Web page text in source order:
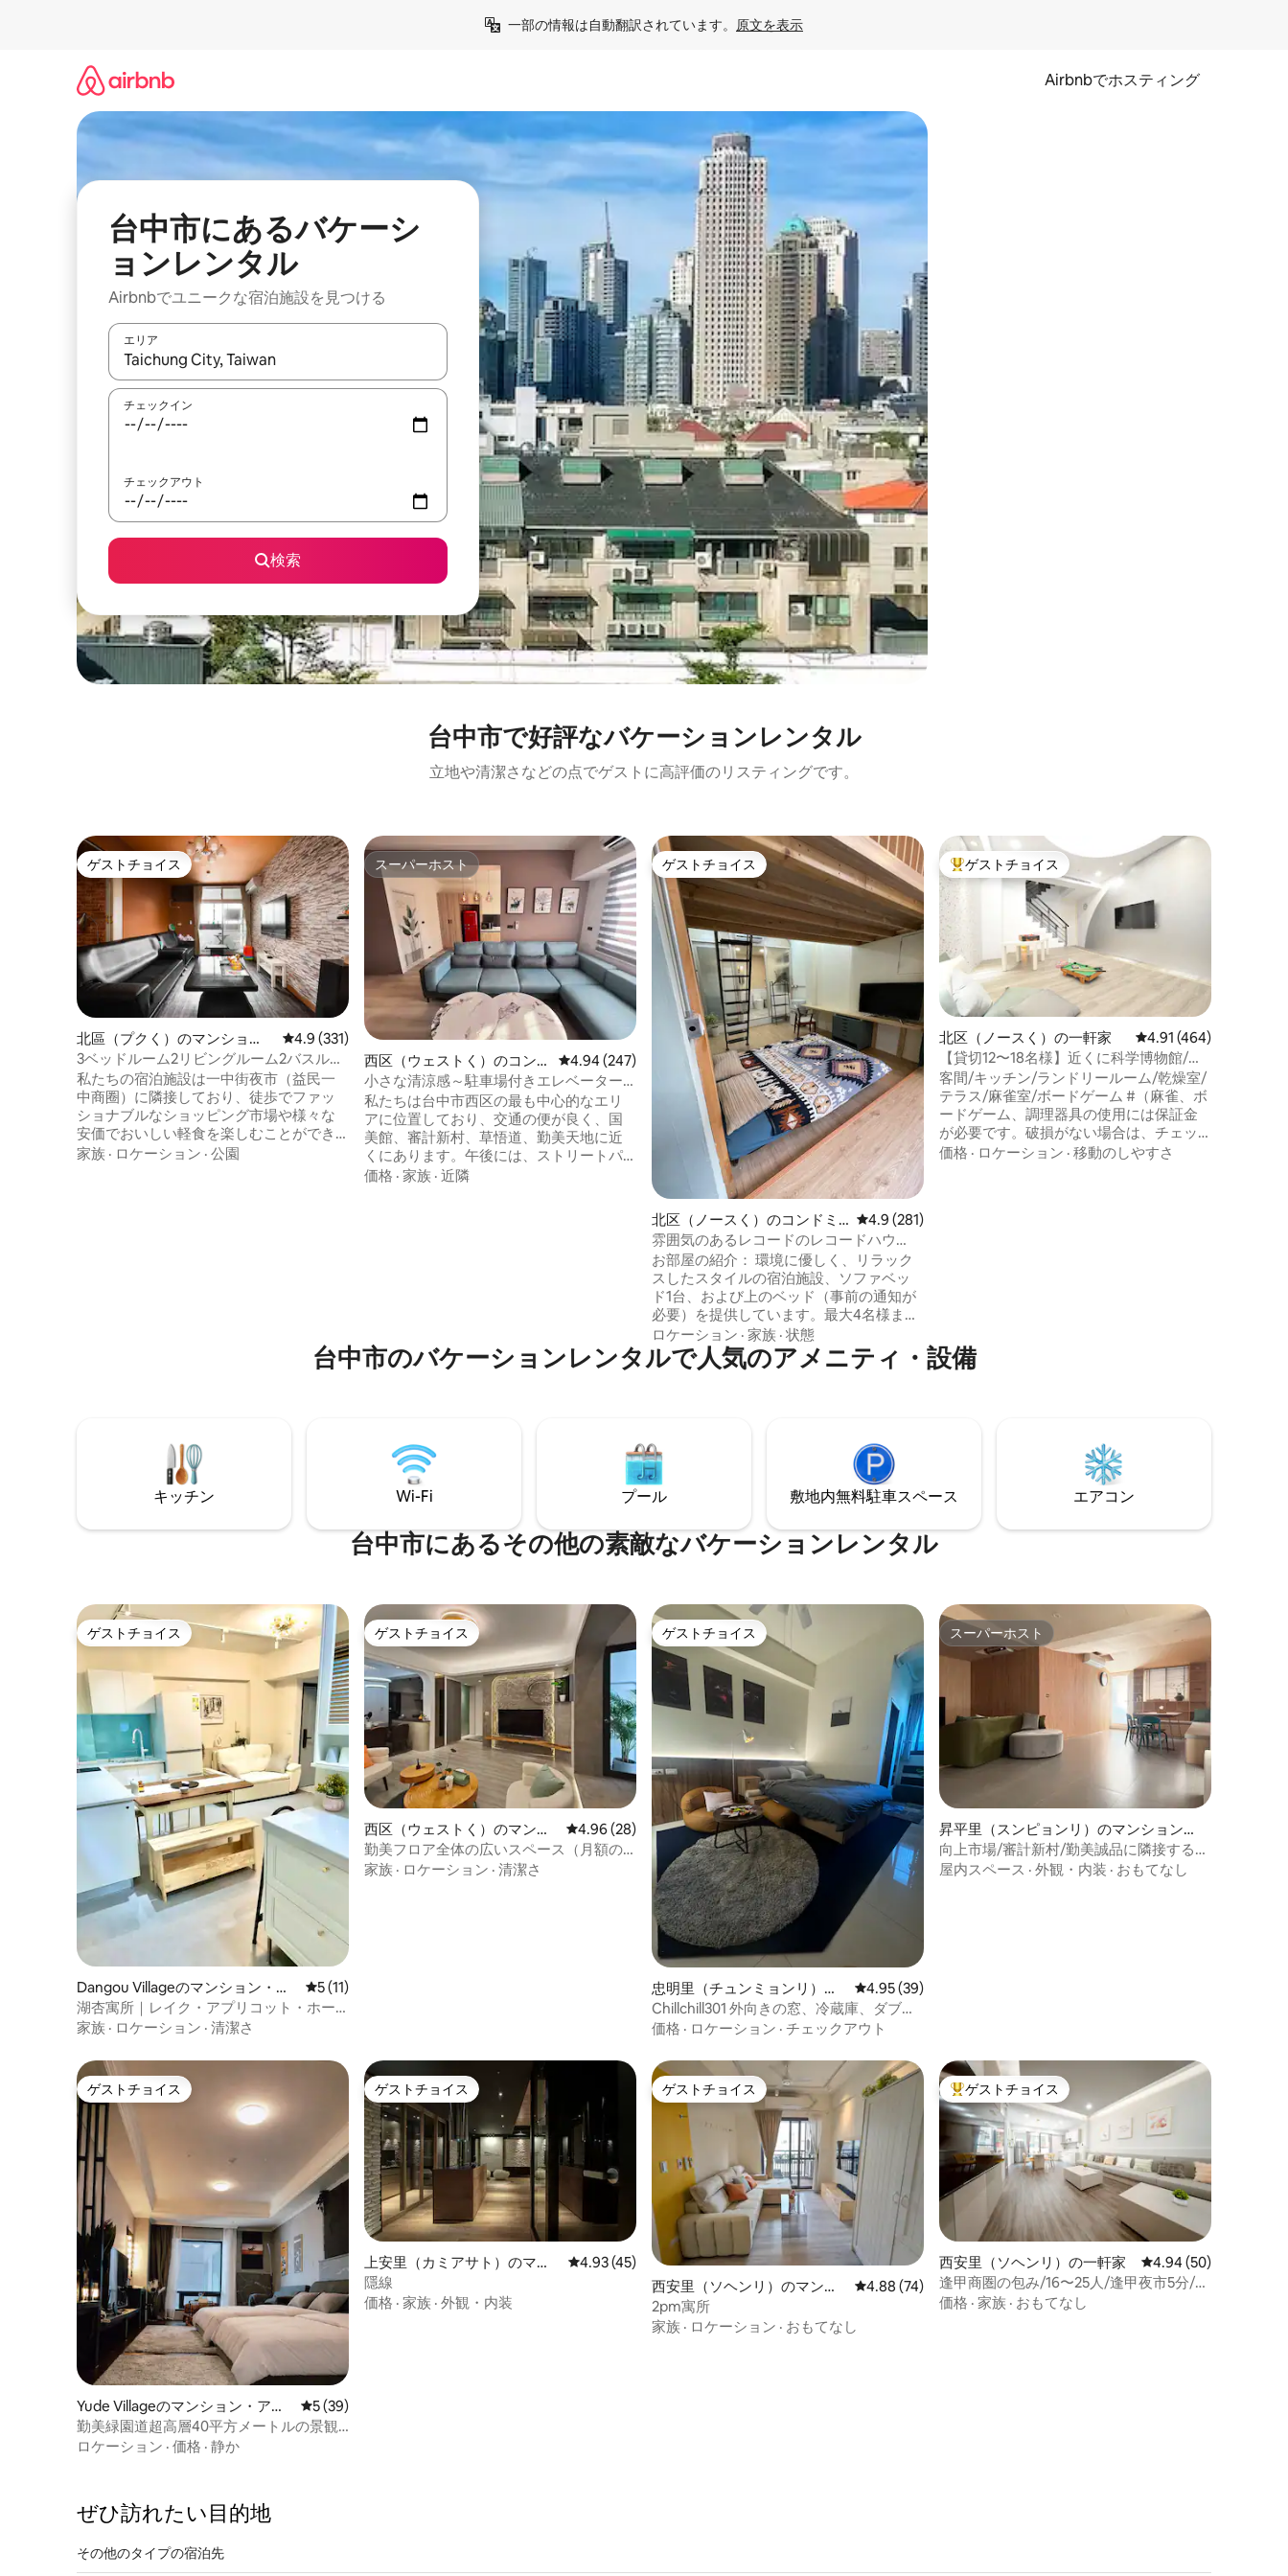
一部の情報は自動翻訳されています。 原文を表示
Airbnbでホスティング
台中市にあるバケーシ
ョンレンタル
Airbnbでユニークな宿泊施設を見つける
エリア
検索結果が表示されたら、上下の矢印キーを使って移動するか、画面をタッチまたはスワイプして検索結果を確認することができます。
チェックイン
チェックアウト
検索
台中市で好評なバケーションレンタル
立地や清潔さなどの点でゲストに高評価のリスティングです。
ゲストチョイス
ゲストチョイス
北區（プクく）のマンショ
ン・アパート
レビュー331件、5つ星中4.9つ星の平均評価
4.9 (331)
3ベッドルーム2リビングルーム2バスルー
ム1キッチン〜台中市錦南街の中華夜市
（益民商圈）と中友百貨店、バス停の隣
にあります。予約前にプライベートメッ
セージを送ってください
私たちの宿泊施設は一中街夜市（益民一
中商圈）に隣接しており、徒歩でファッ
ショナブルなショッピング市場や様々な
安価でおいしい軽食を楽しむことができ
ます 快適なベッドがあり、リビングルー
らは1名様につき300ニュー台湾ドルの追
加料金がかかります。お子様は追加料金
価格です。2ベッドルームが必要な場合
は、まずメッセージでお問い合わせいた
だくか、アイコンをクリックしてリステ
ィングを変更してください。プラットフ
ムのウェブページに基づいています。 ア
ー、アイロン、救急箱、電気ケトル、電
子レンジ、3M飲料水器、鍋、ボウル、カ
ップ、お茶、コーヒー、室内スリッパ、
バスタオル、歯磨き粉、シャワージェ
ル、シャンプー、洗顔クリーム、マウス
ウォッシュカップなどが備わっていま
す。環境保護のため、アパートメントで
は歯ブラシは提供していません。 各部屋
にはダブルベッドが1台、小さなリビング
ルームにはIKEAのダブルソファベッドが1
台あります。すべての写真は宿泊施設内
で見ることができます お客様がご自身で
運転して旅行される場合は、有料駐車場
をご用意いたします。交通機関をご利用
の場合は、アパートの階下にバス停があ
ります。また、チャーター旅行や代理予
約サービスもご用意しております。
家族 · ロケーション · 公園
スーパーホスト
スーパーホスト
西区（ウェストく）のコンド
ミニアム
レビュー247件、5つ星中4.94つ星の平均評価
4.94 (247)
小さな清涼感～駐車場付きエレベーター2
ベッドルーム2バスルーム、3ベッド6人宿
泊、審計新村、勤美、草悟道（月額旅
行、長期滞在型高層ビル）
私たちは台中市西区の最も中心的なエリ
アに位置しており、交通の便が良く、国
美館、審計新村、草悟道、勤美天地に近
くにあります。午後には、ストリートパ
フォーマーの素晴らしいパフォーマンス
で徒歩5分、ビルの下にUbikeレンタルも
あります。 室内設備： 65インチ4Kテレビ
の20,000元のQQダブルベッド3台と快適
な寝具で、朝までぐっすりお休みいただ
けます。 洗濯機と乾燥機をご用意してい
ます。 3台の一級インバージョン冷暖房。
サクラの無停電温水器。 キッチンには、
電気コンロ、レンジフード、冷蔵庫、電
子レンジ、オーブンが備わっています。
ル、ダイニングチェア。 お子様用のお風
呂とベビーチェアをご用意しておりま
す。親子旅行を歓迎します。 その他の注
意事項： 1.禁煙。ペット禁止。集会、パー
ティー、歌は禁止。 2.室内での薬物使用
やパーティーなどの違法行為は固く禁じ
られています。 3.夜間は近所の迷惑にな
らないように音量を下げてください。 4.
チェックアウト後は、必ずエアコンと電
源を切ってください。
価格 · 家族 · 近隣
ゲストチョイス
ゲストチョイス
北区（ノースく）のコンドミ
ニアム
レビュー281件、5つ星中4.9つ星の平均評価
4.9 (281)
雰囲気のあるレコードのレコードハウ
ス。中裕百貨店から徒歩5分の場所にあ
り、周辺にはあらゆる種類のレストラン
があり、とても静かです。
お部屋の紹介： 環境に優しく、リラック
スしたスタイルの宿泊施設、ソファベッ
ド1台、および上のベッド（事前の通知が
必要）を提供しています。最大4名様まで
ご宿泊いただけます。使い捨ての洗面用
具（歯ブラシや歯磨き粉など）は提供さ
れていません。バスルームにはシャワー
ー。冷蔵庫。ウォーターディスペンサ
ー。専用バスルーム。ヘアドライヤー。
室内スリッパ。バスアメニティ。タオル
など ご了承いただける場合は、直接ご予
時以降は音量を下げてください。 チェッ
クイン時間は午後3時以降、チェックアウ
場合は、警察に通報されます 宿泊規定に
違反した場合は、退去していただき、
3000〜10000元の清掃料金を請求しま
す。 客室内の設備を破損しないようにし
てください。退室時に破損や紛失があっ
た場合。 料金は価格に応じて請求されま
す。 台中の中華街へようこそ Taichung 平
價一中街には美食がたくさん集まってい
ます。必見の美食は何ですか？ 偈亭火
鍋、上和園滷味、一中豐冰、豐味綠豆沙
牛奶などのお茶はすべて超定番のグルメ
スナックホットポットです 柳川遊歩道、
科学博物館、草悟道、美術館など、台中
駅から 車で10分 二階［子供や乳幼児には
不向き］ 保護者の方は、安全に特にご注
意ください いたずらで怪我をした場合、
一切の責任を負いかねます スロープは提
供しないこともできます（事前にご連絡
ください）ありがとうございます
ロケーション · 家族 · 状態
大好評のゲストチョイスです。
ゲストチョイス
北区（ノースく）の一軒家 レビュー464件、5つ
4.91 (464)
【貸切12〜18名様】近くに科学博物館/商
店街/キッチン/リビング/無料洗濯機/テラ
ス/麻雀室/ボードゲーム
客間/キッチン/ランドリールーム/乾燥室/
テラス/麻雀室/ボードゲーム #（麻雀、ボ
ードゲーム、調理器具の使用には保証金
が必要です。破損がない場合は、チェッ
クアウト時に保証金が返金されます） 草
場があり、科学博物館へのアクセスが便
利で、生活機能が非常に優れています。
けることができます。前日にお知らせく
ださい。 私たちの小さな執事は、熱心で
親切で楽観的で、心からすべての宿泊客
に必要なサービスと支援を提供します。
者が温かく快適に感じられることを心か
価格 · ロケーション · 移動のしやすさ
台中市のバケーションレンタルで人気のアメニティ・設備
キッチン Wi-Fi プール 敷地内無料駐⁠車ス⁠ペ⁠ー⁠ス エアコン
台中市にあるその他の素敵なバケーションレンタル
ゲストチョイス
ゲストチョイス
Dangou Villageのマンション・ア
パート
レビュー11件、5つ星中5つ星の平均評価
5 (11)
湖杏寓所｜レイク・アプリコット・ホー
ム・台中レジデンス
家族 · ロケーション · 清潔さ
ゲストチョイス
ゲストチョイス
西区（ウェストく）のマンシ
ョン・アパート
レビュー28件、5つ星中4.96つ星の平均評価
4.96 (28)
勤美フロア全体の広いスペース（月額の
み）
家族 · ロケーション · 清潔さ
ゲストチョイス
ゲストチョイス
忠明里（チュンミョンリ）の
マンション・アパート
レビュー39件、5つ星中4.95つ星の平均評価
4.95 (39)
Chillchill301 外向きの窓、冷蔵庫、ダブル
ベッド、Netflix、YouTube
価格 · ロケーション · チェックアウト
スーパーホスト
スーパーホスト
昇平里（スンピョンリ）のマンション・
アパート
向上市場/審計新村/勤美誠品に隣接する、
2ベッドルーム1リビングルームの和風静か
屋内スペース · 外観・内装 · おもてなし
ゲストチョイス
ゲストチョイス
Yude Villageのマンション・アパ
ート
レビュー39件、5つ星中5つ星の平均評価
5 (39)
勤美緑園道超高層40平方メートルの景観
客室〜緑園道 科学博物館 SOGO百貨店
ロケーション · 価格 · 静か
ゲストチョイス
ゲストチョイス
上安里（カミアサト）のマン
ション・アパート
レビュー45件、5つ星中4.93つ星の平均評価
4.93 (45)
隱線
価格 · 家族 · 外観・内装
ゲストチョイス
ゲストチョイス
西安里（ソヘンリ）のマンシ
ョン・アパート
レビュー74件、5つ星中4.88つ星の平均評価
4.88 (74)
2pm寓所
家族 · ロケーション · おもてなし
大好評のゲストチョイスです。
ゲストチョイス
西安里（ソヘンリ）の一軒家 レビュー50件、5つ星
4.94 (50)
逢甲商圏の包み/16〜25人/逢甲夜市5分/エ
レベーター/キッチン/ダブルリビング/ボ
価格 · 家族 · おもてなし
ぜひ訪⁠れ⁠た⁠い目⁠的⁠地
その他のタ⁠イ⁠プ⁠の宿⁠泊⁠先